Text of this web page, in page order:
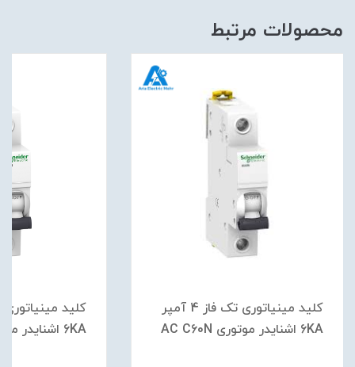
محصولات مرتبط
کلید مينياتوری تک فاز 4 آمپر
6KA اشنایدر موتوری AC C60N
6KA اشنایدر موتوری AC C60N